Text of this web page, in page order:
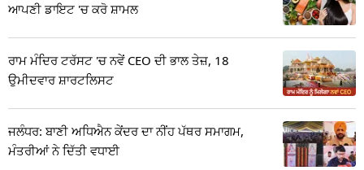
ਆਪਣੀ ਡਾਇਟ 'ਚ ਕਰੋ ਸ਼ਾਮਲ
ਰਾਮ ਮੰਦਿਰ ਟਰੱਸਟ 'ਚ ਨਵੇਂ CEO ਦੀ ਭਾਲ ਤੇਜ਼, 18
ਉਮੀਦਵਾਰ ਸ਼ਾਰਟਲਿਸਟ
ਜਲੰਧਰ: ਬਾਣੀ ਅਧਿਐਨ ਕੇਂਦਰ ਦਾ ਨੀਂਹ ਪੱਥਰ ਸਮਾਗਮ,
ਮੰਤਰੀਆਂ ਨੇ ਦਿੱਤੀ ਵਧਾਈ